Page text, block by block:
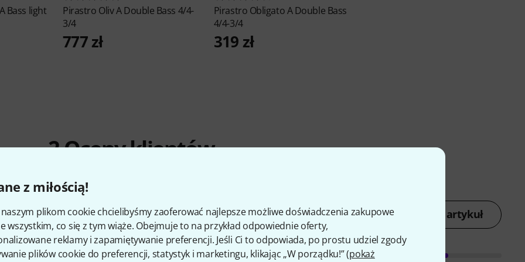
z miłością!
plikom cookie chcielibyśmy zaoferować najlepsze możliwe doświadczenia zakupowe
wszystkim, co się z tym wiąże. Obejmuje to na przykład odpowiednie oferty,
reklamy i zapamiętywanie preferencji. Jeśli Ci to odpowiada, po prostu udziel zgody
plików cookie do preferencji, statystyk i marketingu, klikając „W porządku!” (pokaż
Bass light
Pirastro Oliv A Double Bass 4/4-
3/4
777 zł
Pirastro Obligato A Double Bass
4/4-3/4
319 zł
2Oceny klientów
5/ 5 Oceń artykuł